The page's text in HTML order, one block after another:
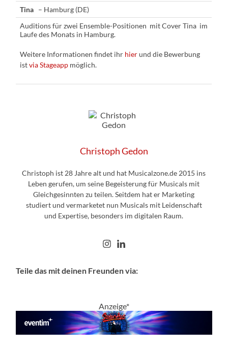
Tina – Hamburg (DE)
Auditions für zwei Ensemble-Positionen mit Cover Tina im
Laufe des Monats in Hamburg.
Weitere Informationen findet ihr hierund die Bewerbung
istvia Stageapp möglich.
Christoph Gedon
Christoph ist 28 Jahre alt und hat Musicalzone.de 2015 ins
Leben gerufen, um seine Begeisterung für Musicals mit
Gleichgesinnten zu teilen. Seitdem hat er Marketing
studiert und vermarketet nun Musicals mit Leidenschaft
und Expertise, besonders im digitalen Raum.
Teile das mit deinen Freunden via:
Anzeige*